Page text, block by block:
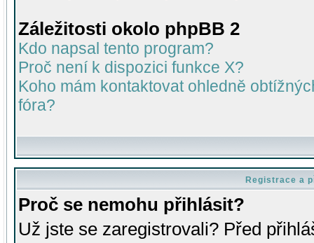
Záležitosti okolo phpBB 2
Kdo napsal tento program?
Proč není k dispozici funkce X?
Koho mám kontaktovat ohledně
fóra?
Registrace a
Proč se nemohu přihlásit?
Už jste se zaregistrovali? Před